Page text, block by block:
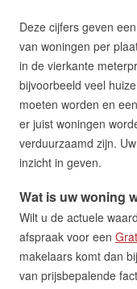
Deze cijfers geven
van woningen per
in de vierkante
bijvoorbeeld veel
moeten worden en
er juist woningen
verduurzaamd zijn.
inzicht in geven.
Wat is uw woning
Wilt u de actuele
afspraak voor een
makelaars komt dan
van prijsbepalende